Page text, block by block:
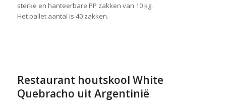
sterke en hanteerbare PP zakken van 10 kg.
Het pallet aantal is 40 zakken.
Restaurant houtskool White
Quebracho uit Argentinië